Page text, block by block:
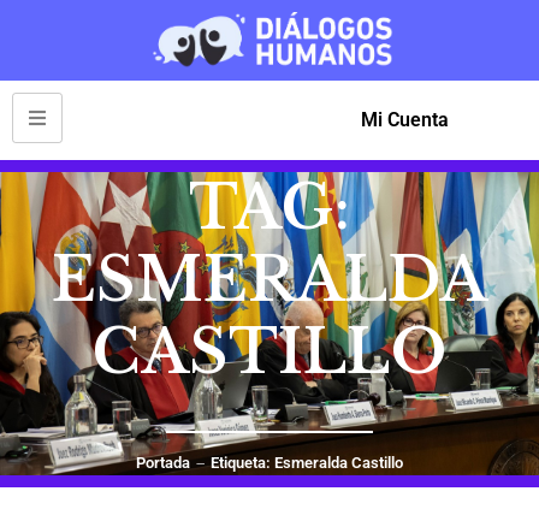
Mi Cuenta
TAG:
ESMERALDA
CASTILLO
Portada Etiqueta: Esmeralda Castillo